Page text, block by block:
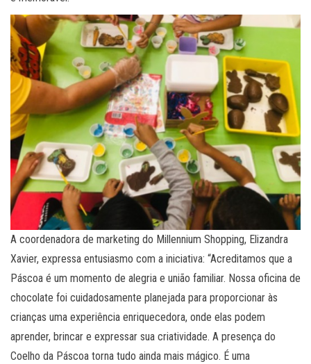
A coordenadora de marketing do Millennium Shopping, Elizandra
Xavier, expressa entusiasmo com a iniciativa: “Acreditamos que a
Páscoa é um momento de alegria e união familiar. Nossa oficina de
chocolate foi cuidadosamente planejada para proporcionar às
crianças uma experiência enriquecedora, onde elas podem
aprender, brincar e expressar sua criatividade. A presença do
Coelho da Páscoa torna tudo ainda mais mágico. É uma